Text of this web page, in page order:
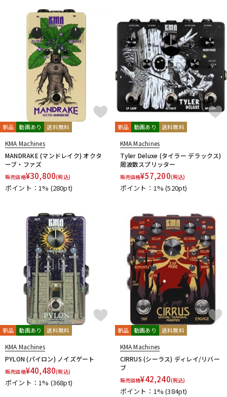
ベース
ドラム パーカッション
キーボード 電子ピアノ
管楽器
アンプ エフェクター
DJ機器 DTM
DTM オンライン納品 レコーディング機器
配信/ライブ機器 楽器アクセサリ
中古 ヴィンテージ
新品 動画あり 送料無料
KMA Machines
MANDRAKE (マンドレイク) オクタ
ーブ・ファズ
販売価格¥30,800(税込)
ポイント：1% (280pt)
新品 動画あり 送料無料
KMA Machines
Tyler Deluxe (タイラー デラックス)
周波数スプリッター
販売価格¥57,200(税込)
ポイント：1%(520pt)
新品 動画あり 送料無料
KMA Machines
PYLON (パイロン) ノイズゲート
販売価格¥40,480(税込)
ポイント：1% (368pt)
新品 動画あり 送料無料
KMA Machines
CIRRUS (シーラス) ディレイ/リバー
ブ
販売価格¥42,240(税込)
ポイント：1%(384pt)